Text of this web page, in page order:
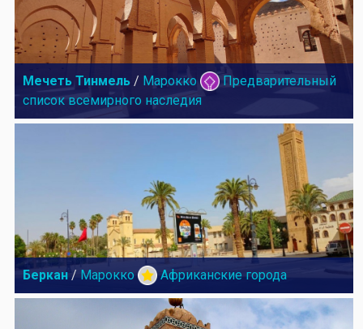
Мечеть Тинмель / Марокко
Предварительный
список всемирного наследия
Беркан / Марокко Африканские города